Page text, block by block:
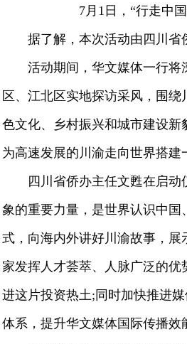
7月1日，“行走中
据了解，本次活动由四川省
活动期间，华文媒体一行将
区、江北区实地探访采风，围
色文化、乡村振兴和城市建设新
为高速发展的川渝走向世界搭建
四川省侨办主任文甦在启
象的重要力量，是世界认识中
式，向海内外讲好川渝故事，
家发挥人才荟萃、人脉广泛的
进这片投资热土;同时加快推进
体系，提升华文媒体国际传播效